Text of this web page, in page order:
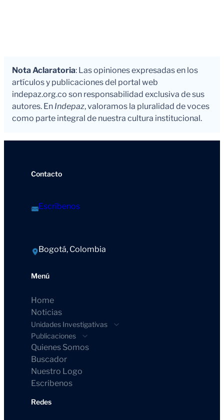
Nota Aclaratoria: Las opiniones expresadas en los
artículos y publicaciones del portal web
indepaz.org.co son responsabilidad exclusiva de sus
autores. En Indepaz, valoramos la pluralidad de voces
como parte integral de nuestra cultura institucional.
Contacto
Escríbenos
Bogotá, Colombia
Menú
Home
Noticias
Unidades Investigativas
Publicaciones
Quienes Somos
Buscador
Nuestro Logo
Escribenos
Redes